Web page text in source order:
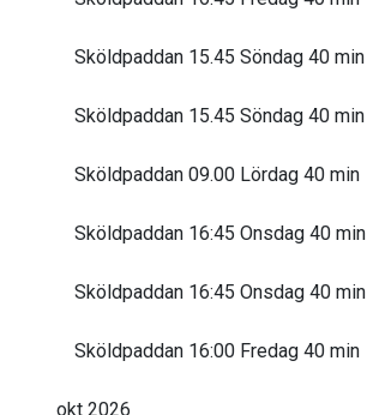
Sköldpaddan 15.45 Söndag 40 min
Sköldpaddan 15.45 Söndag 40 min
Sköldpaddan 09.00 Lördag 40 min
Sköldpaddan 16:45 Onsdag 40 min
Sköldpaddan 16:45 Onsdag 40 min
Sköldpaddan 16:00 Fredag 40 min
okt 2026